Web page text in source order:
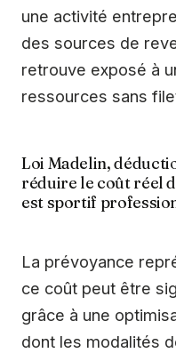
une activité
des sources de
retrouve exposé à
ressources sans
Loi Madelin,
réduire le coût réel
est sportif
La prévoyance
ce coût peut être
grâce à une
dont les modalités